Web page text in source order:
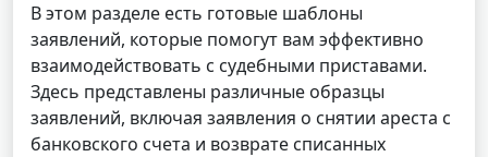
В этом разделе есть готовые шаблоны
заявлений, которые помогут вам эффективно
взаимодействовать с судебными приставами.
Здесь представлены различные образцы
заявлений, включая заявления о снятии ареста с
банковского счета и возврате списанных